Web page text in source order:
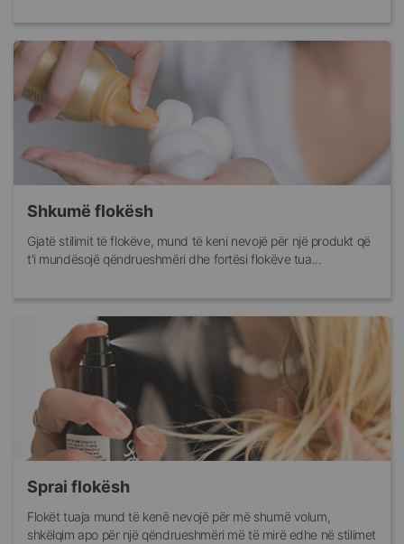
Shkumë flokësh
Gjatë stilimit të flokëve, mund të keni nevojë për një produkt që
t'i mundësojë qëndrueshmëri dhe fortësi flokëve tua...
Sprai flokësh
Flokët tuaja mund të kenë nevojë për më shumë volum,
shkëlqim apo për një qëndrueshmëri më të mirë edhe në stilimet